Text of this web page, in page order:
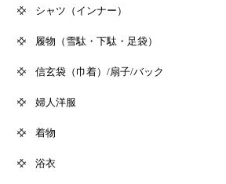
シャツ（インナー）
履物（雪駄・下駄・足袋）
信玄袋（巾着）/扇子/バック
婦人洋服
着物
浴衣